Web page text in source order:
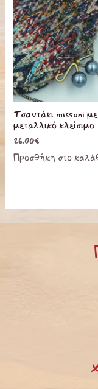
Τσαντάκι missoni με
μεταλλικό κλείσιμο
26.00€
Προσθήκη στο